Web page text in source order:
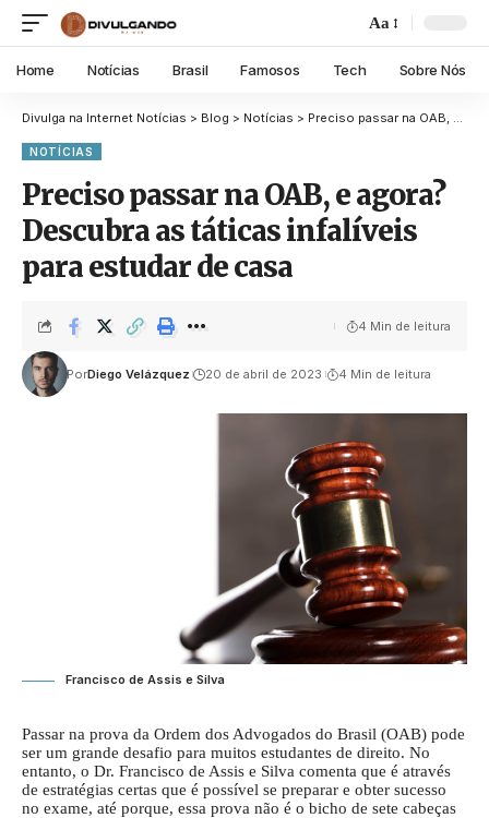
Aa
Home Notícias Brasil Famosos Tech Sobre Nós
Divulga na Internet Notícias > Blog > Notícias > Preciso passar na OAB, e agora? Descubra as táticas infalíveis para estudar de casa
NOTÍCIAS
Preciso passar na OAB, e agora?
Descubra as táticas infalíveis
para estudar de casa
PorDiego Velázquez 20 de abril de 2023 4 Min de leitura
4 Min de leitura
Francisco de Assis e Silva
Passar na prova da Ordem dos Advogados do Brasil (OAB) pode
ser um grande desafio para muitos estudantes de direito. No
entanto, o Dr. Francisco de Assis e Silva comenta que é através
de estratégias certas que é possível se preparar e obter sucesso
no exame, até porque, essa prova não é o bicho de sete cabeças